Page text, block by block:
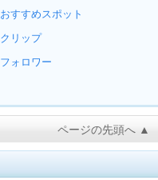
おすすめスポット
クリップ
フォロワー
ページの先頭へ ▲